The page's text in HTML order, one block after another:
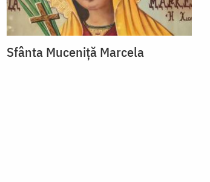
Sfânta Muceniță Marcela